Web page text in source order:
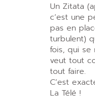
Un Zitata
c’est une
pas en
turbulent)
fois, qui se
veut tout
tout faire.
C’est
La Télé !